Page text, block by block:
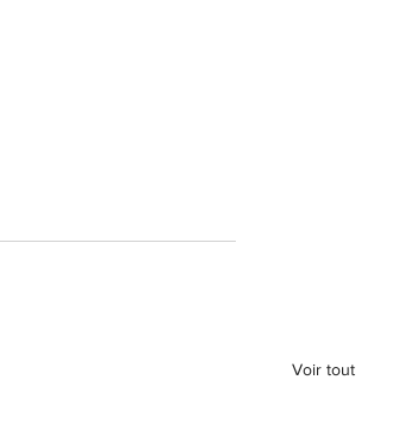
Voir tout